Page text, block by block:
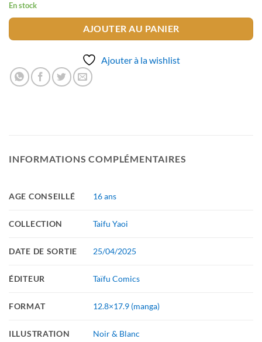
En stock
AJOUTER AU PANIER
Ajouter à la wishlist
INFORMATIONS COMPLÉMENTAIRES
AGE CONSEILLÉ 16 ans
COLLECTION Taifu Yaoi
DATE DE SORTIE 25/04/2025
ÉDITEUR Taïfu Comics
FORMAT 12.8×17.9 (manga)
ILLUSTRATION Noir & Blanc